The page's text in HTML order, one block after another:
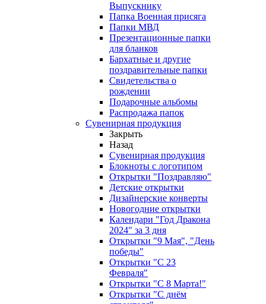
Выпускнику
Папка Военная присяга
Папки МВД
Презентационные папки
для бланков
Бархатные и другие
поздравительные папки
Свидетельства о
рождении
Подарочные альбомы
Распродажа папок
Сувенирная продукция
Закрыть
Назад
Сувенирная продукция
Блокноты с логотипом
Открытки "Поздравляю"
Детские открытки
Дизайнерские конверты
Новогодние открытки
Календари "Год Дракона
2024" за 3 дня
Открытки "9 Мая", "День
победы"
Открытки "С 23
Февраля"
Открытки "С 8 Марта!"
Открытки "С днём